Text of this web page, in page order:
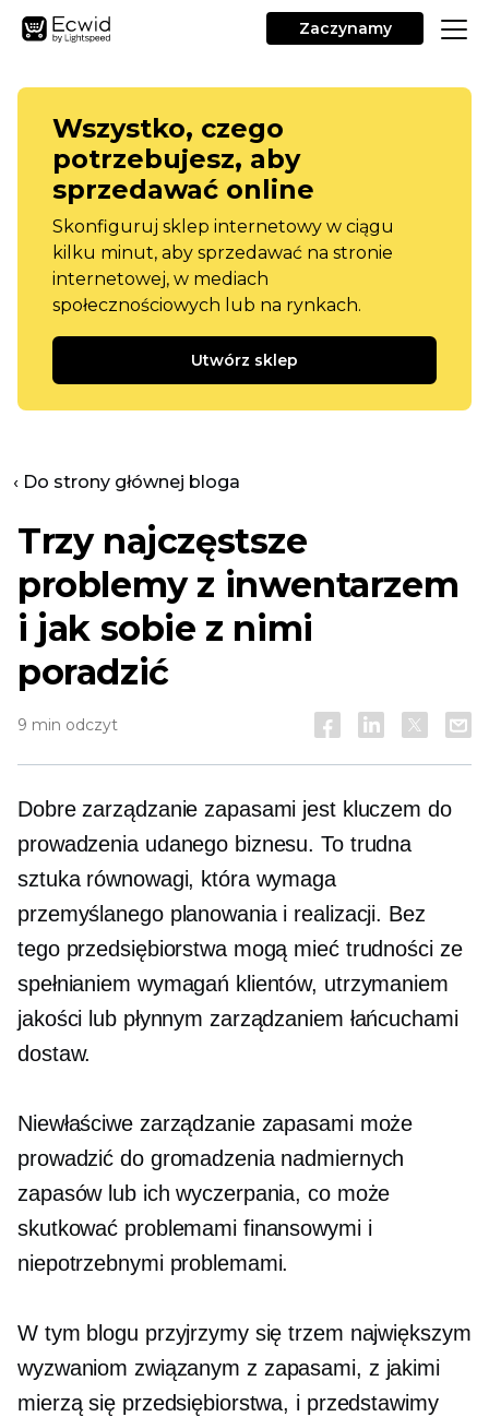
Zaczynamy
Wszystko, czego
potrzebujesz, aby
sprzedawać online
Skonfiguruj sklep internetowy w ciągu
kilku minut, aby sprzedawać na stronie
internetowej, w mediach
społecznościowych lub na rynkach.
Utwórz sklep
‹ Do strony głównej bloga
Trzy najczęstsze
problemy z inwentarzem
i jak sobie z nimi
poradzić
9 min odczyt
Dobre zarządzanie zapasami jest kluczem do
prowadzenia udanego biznesu. To trudna
sztuka równowagi, która wymaga
przemyślanego planowania i realizacji. Bez
tego przedsiębiorstwa mogą mieć trudności ze
spełnianiem wymagań klientów, utrzymaniem
jakości lub płynnym zarządzaniem łańcuchami
dostaw.
Niewłaściwe zarządzanie zapasami może
prowadzić do gromadzenia nadmiernych
zapasów lub ich wyczerpania, co może
skutkować problemami finansowymi i
niepotrzebnymi problemami.
W tym blogu przyjrzymy się trzem największym
wyzwaniom związanym z zapasami, z jakimi
mierzą się przedsiębiorstwa, i przedstawimy